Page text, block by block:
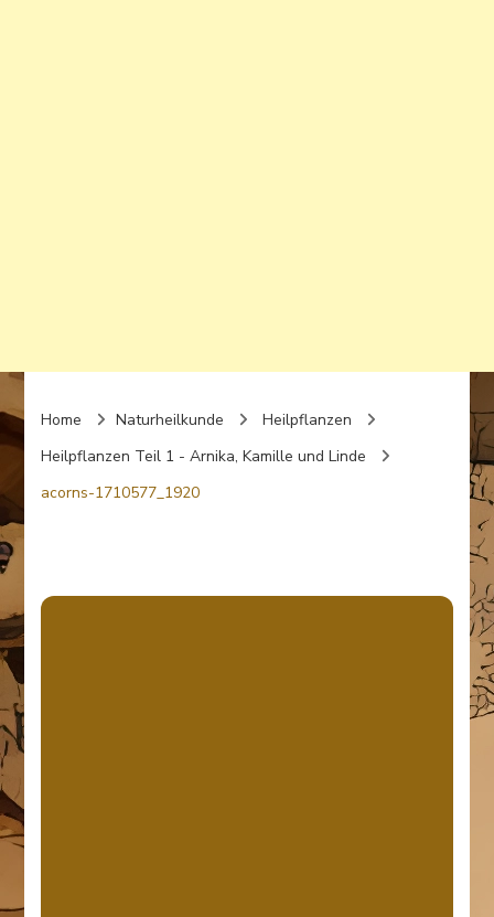
Home Naturheilkunde
Heilpflanzen
Heilpflanzen Teil 1 - Arnika, Kamille und Linde
acorns-1710577_1920